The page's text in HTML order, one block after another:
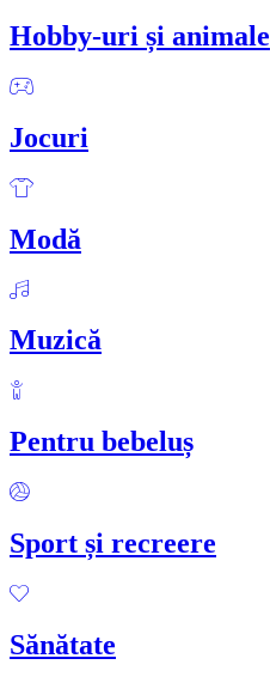
Hobby-uri și animale
Jocuri
Modă
Muzică
Pentru bebeluș
Sport și recreere
Sănătate